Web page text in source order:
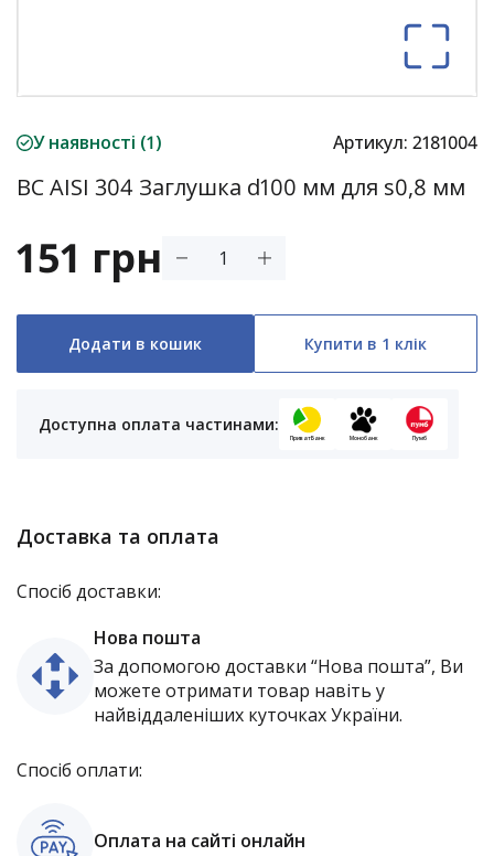
У наявності (1) Артикул: 2181004
ВС AISI 304 Заглушка d100 мм для s0,8 мм
151 грн
Додати в кошик Купити в 1 клік
Доступна оплата частинами:
ПриватБанк Монобанк Пумб
Доставка та оплата
Спосіб доставки:
Нова пошта
За допомогою доставки “Нова пошта”, Ви
можете отримати товар навіть у
найвіддаленіших куточках України.
Спосіб оплати:
Оплата на сайті онлайн